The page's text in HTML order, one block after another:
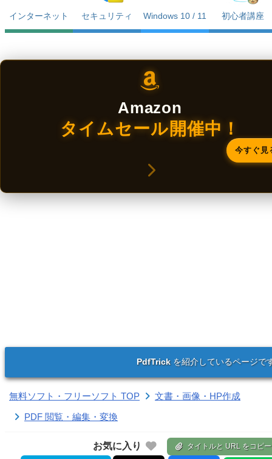
インターネット セキュリティ Windows 10 / 11 初心者講座
Amazon
タイムセール開催中！
今すぐ見
PdfTrickを紹介しているページで
無料ソフト・フリーソフト TOP
文書・画像・HP作成
PDF 閲覧・編集・変換
お気に入り タイトルと URL をコピー